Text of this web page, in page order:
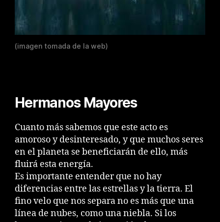
(imagen tomada de la web)
Hermanos Mayores
Cuanto más sabemos que este acto es
amoroso y desinteresado, y que muchos seres
en el planeta se beneficiarán de ello, más
fluirá esta energía.
Es importante entender que no hay
diferencias entre las estrellas y la tierra. El
fino velo que nos separa no es más que una
línea de nubes, como una niebla. Si los